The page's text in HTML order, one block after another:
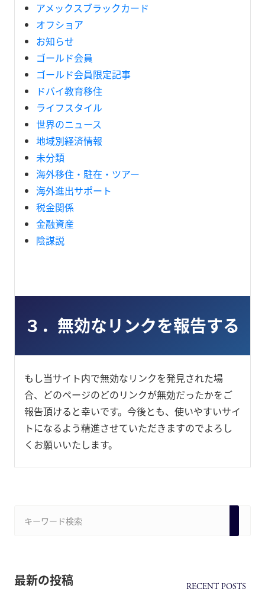
アメックスブラックカード
オフショア
お知らせ
ゴールド会員
ゴールド会員限定記事
ドバイ教育移住
ライフスタイル
世界のニュース
地域別経済情報
未分類
海外移住・駐在・ツアー
海外進出サポート
税金関係
金融資産
陰謀説
３．無効なリンクを報告する
もし当サイト内で無効なリンクを発見された場
合、どのページのどのリンクが無効だったかをご
報告頂けると幸いです。今後とも、使いやすいサイ
トになるよう精進させていただきますのでよろし
くお願いいたします。
最新の投稿